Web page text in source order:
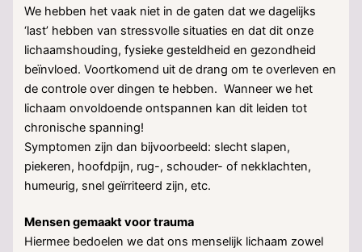
We hebben het vaak niet in de gaten dat we dagelijks
‘last’ hebben van stressvolle situaties en dat dit onze
lichaamshouding, fysieke gesteldheid en gezondheid
beïnvloed. Voortkomend uit de drang om te overleven en
de controle over dingen te hebben. Wanneer we het
lichaam onvoldoende ontspannen kan dit leiden tot
chronische spanning!
Symptomen zijn dan bijvoorbeeld: slecht slapen,
piekeren, hoofdpijn, rug-, schouder- of nekklachten,
humeurig, snel geïrriteerd zijn, etc.
Mensen gemaakt voor trauma
Hiermee bedoelen we dat ons menselijk lichaam zowel